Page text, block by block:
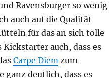
Ravensburger so wenig
auch auf die Qualität
für das an sich tolle
auch, dass es
Carpe Diemzum
ganz deutlich, dass es